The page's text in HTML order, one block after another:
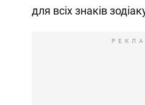
для всіх знаків